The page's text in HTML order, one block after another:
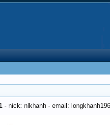
- nick: nlkhanh - email: